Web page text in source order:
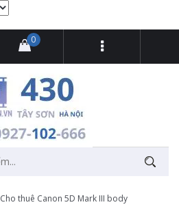
0
Cho thuê Canon 5D Mark III body